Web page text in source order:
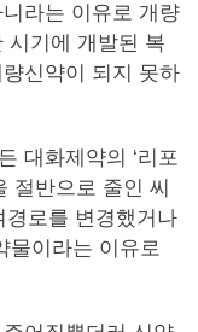
라는 이유로 개량
시기에 개발된 복
신약이 되지 못하
대화제약의 ‘리포
절반으로 줄인 씨
경로를 변경했거나
물이라는 이유로